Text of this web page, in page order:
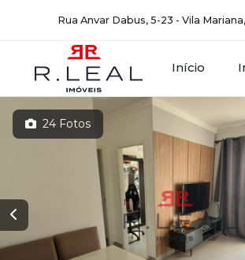
Rua Anvar Dabus, 5-23 - Vila
Início
24 Fotos